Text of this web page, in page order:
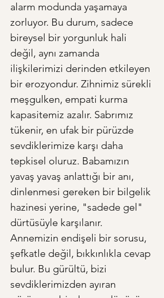
alarm modunda yaşamaya
zorluyor. Bu durum, sadece
bireysel bir yorgunluk hali
değil, aynı zamanda
ilişkilerimizi derinden etkileyen
bir erozyondur. Zihnimiz sürekli
meşgulken, empati kurma
kapasitemiz azalır. Sabrımız
tükenir, en ufak bir pürüzde
sevdiklerimize karşı daha
tepkisel oluruz. Babamızın
yavaş yavaş anlattığı bir anı,
dinlenmesi gereken bir bilgelik
hazinesi yerine, "sadede gel"
dürtüsüyle karşılanır.
Annemizin endişeli bir sorusu,
şefkatle değil, bıkkınlıkla cevap
bulur. Bu gürültü, bizi
sevdiklerimizden ayıran